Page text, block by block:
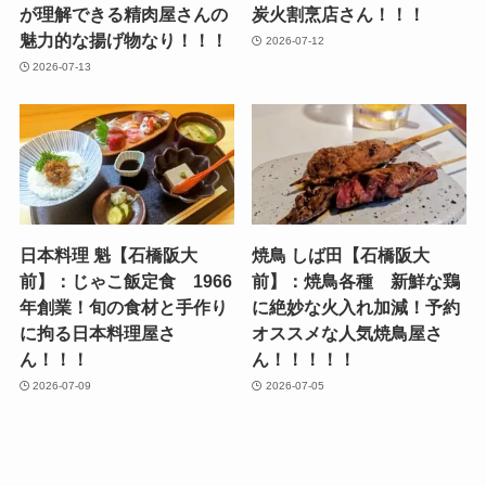
が理解できる精肉屋さんの
魅力的な揚げ物なり！！！
2026-07-13
炭火割烹店さん！！！
2026-07-12
日本料理 魁【石橋阪大
前】：じゃこ飯定食 1966
年創業！旬の食材と手作り
に拘る日本料理屋さ
ん！！！
2026-07-09
焼鳥 しば田【石橋阪大
前】：焼鳥各種 新鮮な鶏
に絶妙な火入れ加減！予約
オススメな人気焼鳥屋さ
ん！！！！！
2026-07-05